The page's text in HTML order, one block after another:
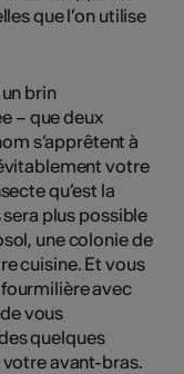
que l’on utilise
brin
– que deux
s’apprêtent à
votre
qu’est la
plus possible
une colonie de
cuisine. Et vous
avec
vous
quelques
avant-bras.